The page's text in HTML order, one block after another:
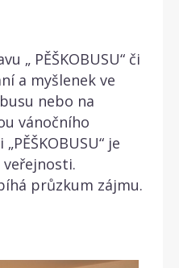
„ PĚŠKOBUSU“ či
a myšlenek ve
nebo na
vánočního
je
průzkum zájmu.